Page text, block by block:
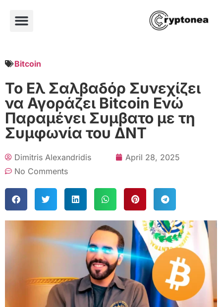
Bitcoin
To Ελ Σαλβαδόρ Συνεχίζει
να Αγοράζει Bitcoin Ενώ
Παραμένει Συμβατο με τη
Συμφωνία του ΔΝΤ
Dimitris Alexandridis
April 28, 2025
No Comments